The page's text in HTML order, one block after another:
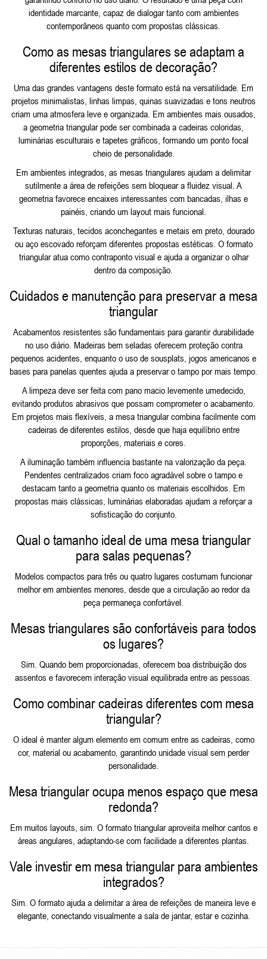
identidade marcante, capaz de dialogar tanto com ambientes
contemporâneos quanto com propostas clássicas.
Como as mesas triangulares se adaptam a
diferentes estilos de decoração?
Uma das grandes vantagens deste formato está na versatilidade. Em
projetos minimalistas, linhas limpas, quinas suavizadas e tons neutros
criam uma atmosfera leve e organizada. Em ambientes mais ousados,
a geometria triangular pode ser combinada a cadeiras coloridas,
luminárias esculturais e tapetes gráficos, formando um ponto focal
cheio de personalidade.
Em ambientes integrados, as mesas triangulares ajudam a delimitar
sutilmente a área de refeições sem bloquear a fluidez visual. A
geometria favorece encaixes interessantes com bancadas, ilhas e
painéis, criando um layout mais funcional.
Texturas naturais, tecidos aconchegantes e metais em preto, dourado
ou aço escovado reforçam diferentes propostas estéticas. O formato
triangular atua como contraponto visual e ajuda a organizar o olhar
dentro da composição.
Cuidados e manutenção para preservar a mesa
triangular
Acabamentos resistentes são fundamentais para garantir durabilidade
no uso diário. Madeiras bem seladas oferecem proteção contra
pequenos acidentes, enquanto o uso de sousplats, jogos americanos e
bases para panelas quentes ajuda a preservar o tampo por mais tempo.
A limpeza deve ser feita com pano macio levemente umedecido,
evitando produtos abrasivos que possam comprometer o acabamento.
Em projetos mais flexíveis, a mesa triangular combina facilmente com
cadeiras de diferentes estilos, desde que haja equilíbrio entre
proporções, materiais e cores.
A iluminação também influencia bastante na valorização da peça.
Pendentes centralizados criam foco agradável sobre o tampo e
destacam tanto a geometria quanto os materiais escolhidos. Em
propostas mais clássicas, luminárias elaboradas ajudam a reforçar a
sofisticação do conjunto.
Qual o tamanho ideal de uma mesa triangular
para salas pequenas?
Modelos compactos para três ou quatro lugares costumam funcionar
melhor em ambientes menores, desde que a circulação ao redor da
peça permaneça confortável.
Mesas triangulares são confortáveis para todos
os lugares?
Sim. Quando bem proporcionadas, oferecem boa distribuição dos
assentos e favorecem interação visual equilibrada entre as pessoas.
Como combinar cadeiras diferentes com mesa
triangular?
O ideal é manter algum elemento em comum entre as cadeiras, como
cor, material ou acabamento, garantindo unidade visual sem perder
personalidade.
Mesa triangular ocupa menos espaço que mesa
redonda?
Em muitos layouts, sim. O formato triangular aproveita melhor cantos e
áreas angulares, adaptando-se com facilidade a diferentes plantas.
Vale investir em mesa triangular para ambientes
integrados?
Sim. O formato ajuda a delimitar a área de refeições de maneira leve e
elegante, conectando visualmente a sala de jantar, estar e cozinha.